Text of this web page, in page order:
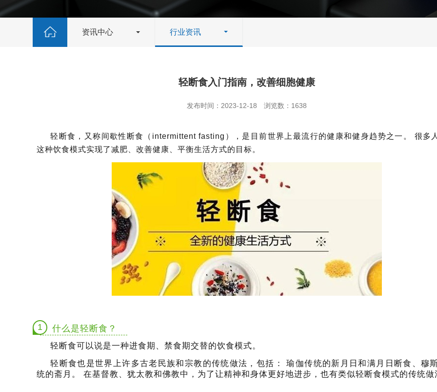
资讯中心 行业资讯
轻断食入门指南，改善细胞健康
发布时间：2023-12-18 浏览数：1638
轻断食，又称间歇性断食（intermittent fasting），是目前世界上最流行的健康和健身趋势之一。
很多
这种饮食模式实现了减肥、改善健康、平衡生活方式的目标。
1 什么是轻断食？
轻断食可以说是一种进食期、禁食期交替的饮食模式。
轻断食也是世界上许多古老民族和宗教的传统做法，包括：
瑜伽传统的新月日和满月日断食、穆
统的斋月。
在基督教、犹太教和佛教中，为了让精神和身体更好地进步，也有类似轻断食模式的传统做